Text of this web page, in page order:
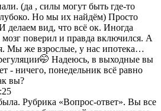
(да , силы могут быть где-то
Но мы их найдём) Просто
делаем вид, что всё ок. Иногда
мозг поверил и правда включился. А
Мы же взрослые, у нас ипотека…
Надеюсь, в выходные вы
- ничего, понедельник всё равно
вы?
Рубрика «Вопрос-ответ». Вы все